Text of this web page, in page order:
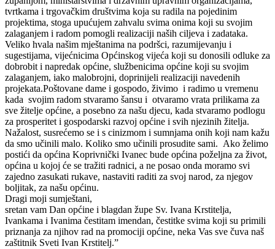
tvrtkama i trgovačkim društvima koja su radila na pojedinim
projektima, stoga upućujem zahvalu svima onima koji su svojim
zalaganjem i radom pomogli realizaciji naših ciljeva i zadataka.
Veliko hvala našim mještanima na podršci, razumijevanju i
sugestijama, vijećnicima Općinskog vijeća koji su donosili odluke za
dobrobit i napredak općine, službenicima općine koji su svojim
zalaganjem, iako malobrojni, doprinijeli realizaciji navedenih
projekata.Poštovane dame i gospodo, živimo i radimo u vremenu
kada svojim radom stvaramo šansu i otvaramo vrata prilikama za
sve žitelje općine, a posebno za našu djecu, kada stvaramo podlogu
za prosperitet i gospodarski razvoj općine i svih njezinih žitelja.
Nažalost, susrećemo se i s cinizmom i sumnjama onih koji nam kažu
da smo učinili malo. Koliko smo učinili prosudite sami. Ako želimo
postići da općina Koprivnički Ivanec bude općina poželjna za život,
općina u kojoj će se tražiti radnici, a ne posao onda moramo svi
zajedno zasukati rukave, nastaviti raditi za svoj narod, za njegov
boljitak, za našu općinu.
Dragi moji sumještani,
sretan vam Dan općine i blagdan župe Sv. Ivana Krstitelja,
Ivankama i Ivanima čestitam imendan, čestitke svima koji su primili
priznanja za njihov rad na promociji općine, neka Vas sve čuva naš
zaštitnik Sveti Ivan Krstitelj.”